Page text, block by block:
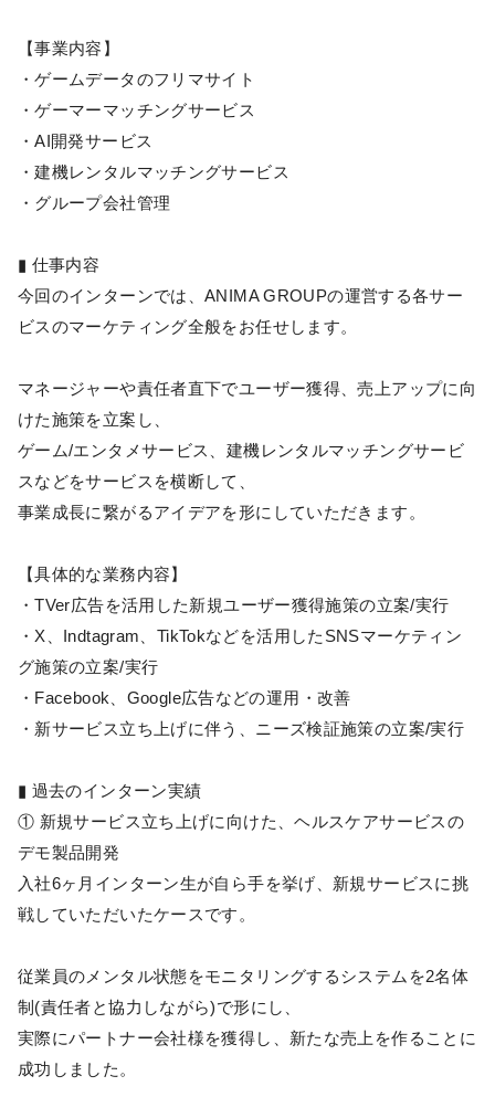
【事業内容】
・ゲームデータのフリマサイト
・ゲーマーマッチングサービス
・AI開発サービス
・建機レンタルマッチングサービス
・グループ会社管理
▮ 仕事内容
今回のインターンでは、ANIMA GROUPの運営する各サー
ビスのマーケティング全般をお任せします。
マネージャーや責任者直下でユーザー獲得、売上アップに向
けた施策を立案し、
ゲーム/エンタメサービス、建機レンタルマッチングサービ
スなどをサービスを横断して、
事業成長に繋がるアイデアを形にしていただきます。
【具体的な業務内容】
・TVer広告を活用した新規ユーザー獲得施策の立案/実行
・X、Indtagram、TikTokなどを活用したSNSマーケティン
グ施策の立案/実行
・Facebook、Google広告などの運用・改善
・新サービス立ち上げに伴う、ニーズ検証施策の立案/実行
▮ 過去のインターン実績
① 新規サービス立ち上げに向けた、ヘルスケアサービスの
デモ製品開発
入社6ヶ月インターン生が自ら手を挙げ、新規サービスに挑
戦していただいたケースです。
従業員のメンタル状態をモニタリングするシステムを2名体
制(責任者と協力しながら)で形にし、
実際にパートナー会社様を獲得し、新たな売上を作ることに
成功しました。